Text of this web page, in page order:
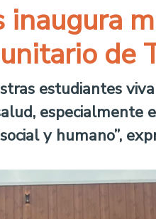
inaugura
de
estudiantes
especialmente
y humano”,